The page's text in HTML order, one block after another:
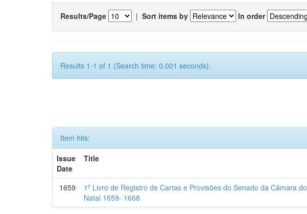
Results/Page | Sort items by In order
Results 1-1 of 1 (Search time: 0.001 seconds).
Item hits:
Issue
Date
Title
1659
1º Livro de Registro de Cartas e Provisões do Senado da Câmara do
Natal 1659- 1668